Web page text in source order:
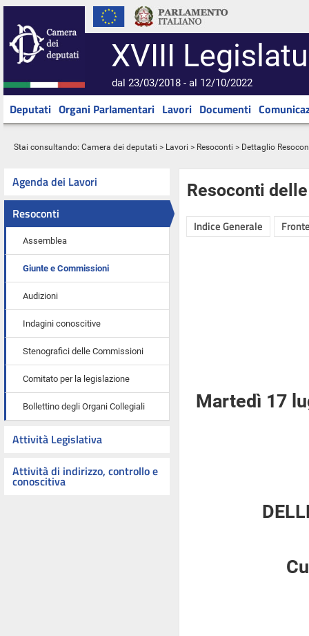
XVIII
dal 23/03/2018 - al 12/10/2022
Deputati Organi Parlamentari Lavori Documenti
Stai consultando: Camera dei deputati > Lavori > Resoconti > Dettaglio
Agenda dei Lavori
Resoconti
Assemblea
Giunte e Commissioni
Audizioni
Indagini conoscitive
Stenografici delle Commissioni
Comitato per la legislazione
Bollettino degli Organi Collegiali
Attività Legislativa
Attività di indirizzo, controllo e
conoscitiva
Resoconti
Indice Generale
Martedì 17